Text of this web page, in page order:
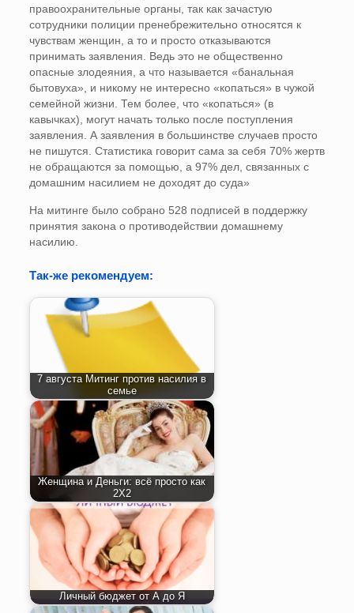
правоохранительные органы, так как зачастую
сотрудники полиции пренебрежительно относятся к
чувствам женщин, а то и просто отказываются
принимать заявления. Ведь это не общественно
опасные злодеяния, а что называется «банальная
бытовуха», и никому не интересно «копаться» в чужой
семейной жизни. Тем более, что «копаться» (в
кавычках), могут начать только после поступления
заявления. А заявления в большинстве случаев просто
не пишутся. Статистика говорит сама за себя 70% жертв
не обращаются за помощью, а 97% дел, связанных с
домашним насилием не доходят до суда»
На митинге было собрано 528 подписей в поддержку
принятия закона о противодействии домашнему
насилию.
Так-же рекомендуем:
7 августа Митинг против насилия в
семье
Женщина и Деньги: всё просто как
2Х2
Личный бюджет от А до Я